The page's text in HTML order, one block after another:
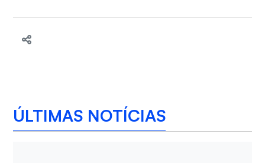
ÚLTIMAS NOTÍCIAS